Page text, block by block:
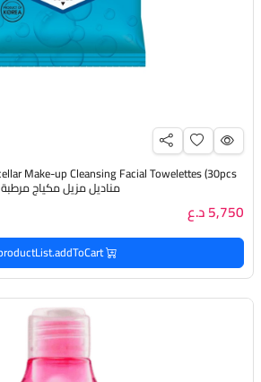
مناديل مزيل مكياج مرطبة
5,750 د.ع
productList.addToCart